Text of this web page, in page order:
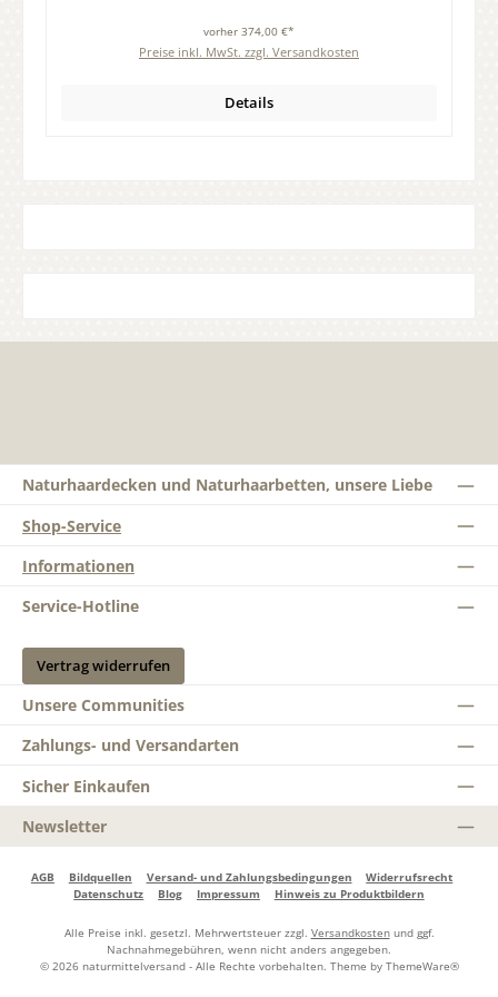
vorher 374,00 €*
Preise inkl. MwSt. zzgl. Versandkosten
Details
Naturhaardecken und Naturhaarbetten, unsere Liebe
Shop-Service
Informationen
Service-Hotline
Vertrag widerrufen
Unsere Communities
Zahlungs- und Versandarten
Sicher Einkaufen
Newsletter
AGB Bildquellen Versand- und Zahlungsbedingungen
Widerrufsrecht
Datenschutz
Blog Impressum Hinweis zu Produktbildern
Alle Preise inkl. gesetzl. Mehrwertsteuer zzgl. Versandkostenund ggf.
Nachnahmegebühren, wenn nicht anders angegeben.
© 2026 naturmittelversand - Alle Rechte vorbehalten. Theme by ThemeWare®